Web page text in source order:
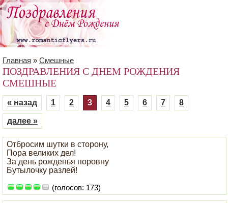
Главная » Смешные
ПОЗДРАВЛЕНИЯ С ДНЕМ РОЖДЕНИЯ
СМЕШНЫЕ
« назад 1 2 3 4 5 6 7 8
далее »
Отбросим шутки в сторону,
Пора великих дел!
За день рожденья поровну
Бутылочку разлей!
(голосов: 173)